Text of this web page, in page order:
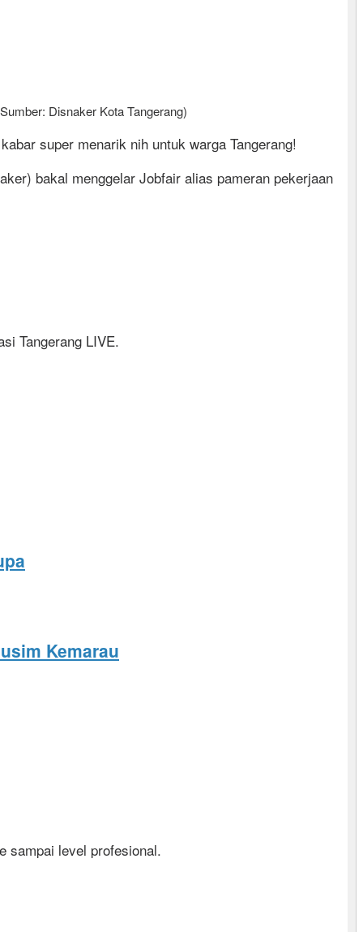
Disnaker Kota Tangerang)
super menarik nih untuk warga Tangerang!
bakal menggelar Jobfair alias pameran pekerjaan
Tangerang LIVE.
Kemarau
sampai level profesional.